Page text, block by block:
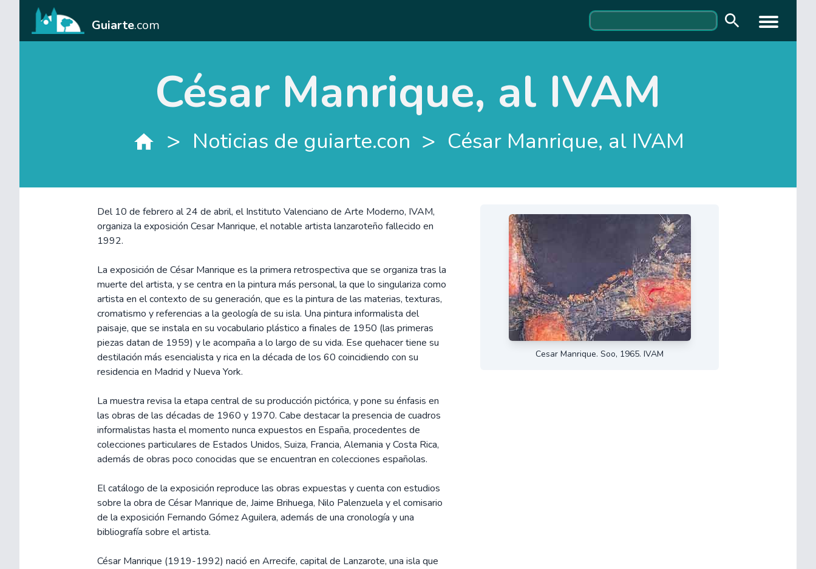
Guiarte.com
César Manrique, al IVAM
> Noticias de guiarte.con > César Manrique, al IVAM
Del 10 de febrero al 24 de abril, el Instituto Valenciano de Arte Moderno, IVAM,
organiza la exposición Cesar Manrique, el notable artista lanzaroteño fallecido en
1992.
La exposición de César Manrique es la primera retrospectiva que se organiza tras la
muerte del artista, y se centra en la pintura más personal, la que lo singulariza como
artista en el contexto de su generación, que es la pintura de las materias, texturas,
cromatismo y referencias a la geología de su isla. Una pintura informalista del
paisaje, que se instala en su vocabulario plástico a finales de 1950 (las primeras
piezas datan de 1959) y le acompaña a lo largo de su vida. Ese quehacer tiene su
destilación más esencialista y rica en la década de los 60 coincidiendo con su
residencia en Madrid y Nueva York.
La muestra revisa la etapa central de su producción pictórica, y pone su énfasis en
las obras de las décadas de 1960 y 1970. Cabe destacar la presencia de cuadros
informalistas hasta el momento nunca expuestos en España, procedentes de
colecciones particulares de Estados Unidos, Suiza, Francia, Alemania y Costa Rica,
además de obras poco conocidas que se encuentran en colecciones españolas.
El catálogo de la exposición reproduce las obras expuestas y cuenta con estudios
sobre la obra de César Manrique de, Jaime Brihuega, Nilo Palenzuela y el comisario
de la exposición Fernando Gómez Aguilera, además de una cronología y una
bibliografía sobre el artista.
César Manrique (1919-1992) nació en Arrecife, capital de Lanzarote, una isla que
Cesar Manrique. Soo, 1965. IVAM